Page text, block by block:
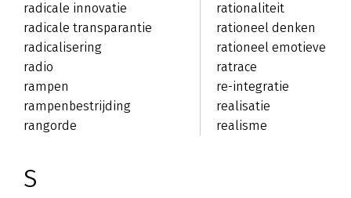
radicale innovatie
radicale transparantie
radicalisering
radio
rampen
rampenbestrijding
rangorde
rationaliteit
rationeel denken
rationeel emotieve
therapie
ratrace
re-integratie
realisatie
realisme
S